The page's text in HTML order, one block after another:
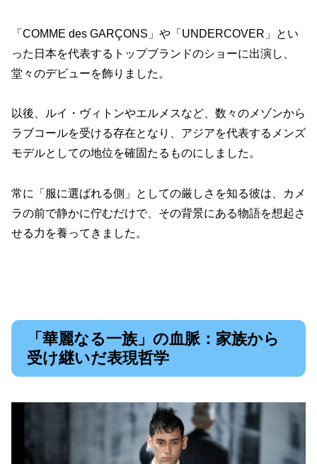
「COMME des GARÇONS」や「UNDERCOVER」とい
った日本を代表するトップブランドのショーに出演し、
堂々のデビューを飾りました。
以後、ルイ・ヴィトンやエルメスなど、数々のメゾンから
ラブコールを受ける存在となり、アジアを代表するメンズ
モデルとしての地位を確固たるものにしました。
常に「服に選ばれる側」としての厳しさを知る彼は、カメ
ラの前で静かに佇むだけで、その背景にある物語を想起さ
せる力を養ってきました。
「華麗なる一族」の血脈：家族から
受け継いだ表現哲学